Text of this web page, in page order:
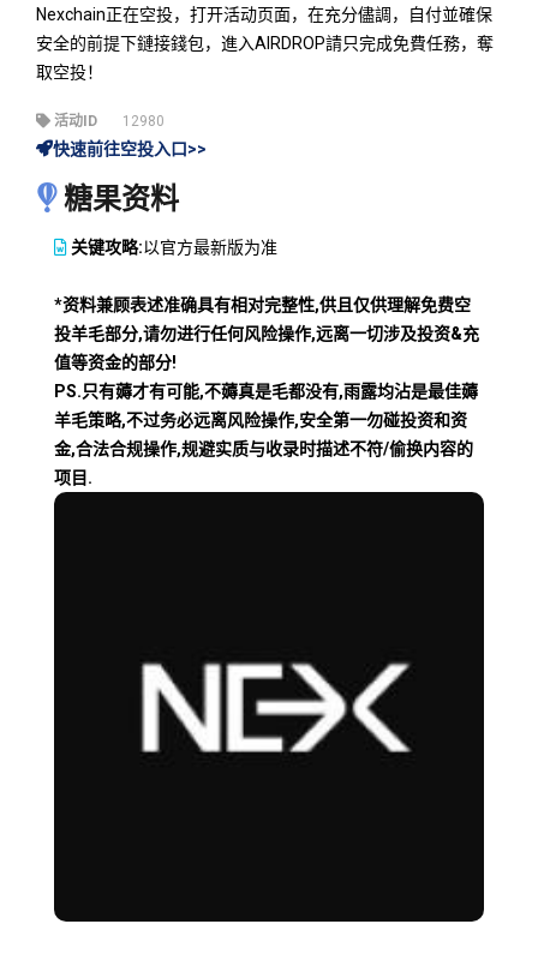
Nexchain正在空投，打开活动页面，在充分儘調，自付並確保
安全的前提下鏈接錢包，進入AIRDROP請只完成免費任務，奪
取空投！
活动ID 12980
快速前往空投入口>>
糖果资料
关键攻略:以官方最新版为准
*资料兼顾表述准确具有相对完整性,供且仅供理解免费空
投羊毛部分,请勿进行任何风险操作,远离一切涉及投资&充
值等资金的部分!
PS.只有薅才有可能,不薅真是毛都没有,雨露均沾是最佳薅
羊毛策略,不过务必远离风险操作,安全第一勿碰投资和资
金,合法合规操作,规避实质与收录时描述不符/偷换内容的
项目.